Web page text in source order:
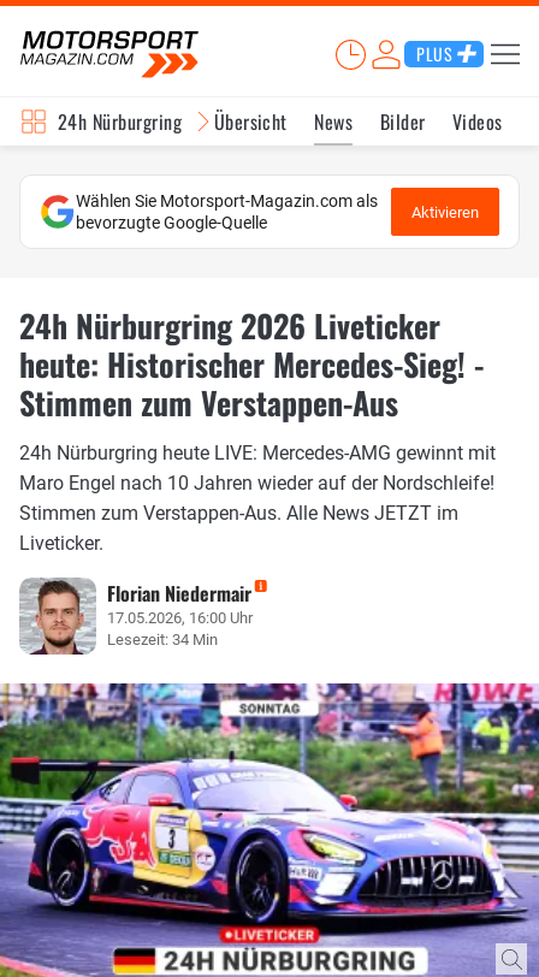
PLUS
24h Nürburgring Übersicht News Bilder Videos
Wählen Sie Motorsport-Magazin.com als
bevorzugte Google-Quelle
Aktivieren
24h Nürburgring 2026 Liveticker
heute: Historischer Mercedes-Sieg! -
Stimmen zum Verstappen-Aus
24h Nürburgring heute LIVE: Mercedes-AMG gewinnt mit
Maro Engel nach 10 Jahren wieder auf der Nordschleife!
Stimmen zum Verstappen-Aus. Alle News JETZT im
Liveticker.
Florian Niedermair
17.05.2026, 16:00 Uhr
Lesezeit: 34 Min